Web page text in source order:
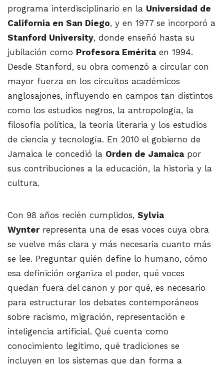
programa interdisciplinario en la Universidad de
California en San Diego, y en 1977 se incorporó a
Stanford University, donde enseñó hasta su
jubilación como Profesora Emérita en 1994.
Desde Stanford, su obra comenzó a circular con
mayor fuerza en los circuitos académicos
anglosajones, influyendo en campos tan distintos
como los estudios negros, la antropología, la
filosofía política, la teoría literaria y los estudios
de ciencia y tecnología. En 2010 el gobierno de
Jamaica le concedió la Orden de Jamaica por
sus contribuciones a la educación, la historia y la
cultura.
Con 98 años recién cumplidos, Sylvia
Wynterrepresenta una de esas voces cuya obra
se vuelve más clara y más necesaria cuanto más
se lee. Preguntar quién define lo humano, cómo
esa definición organiza el poder, qué voces
quedan fuera del canon y por qué, es necesario
para estructurar los debates contemporáneos
sobre racismo, migración, representación e
inteligencia artificial. Qué cuenta como
conocimiento legítimo, qué tradiciones se
incluyen en los sistemas que dan forma a